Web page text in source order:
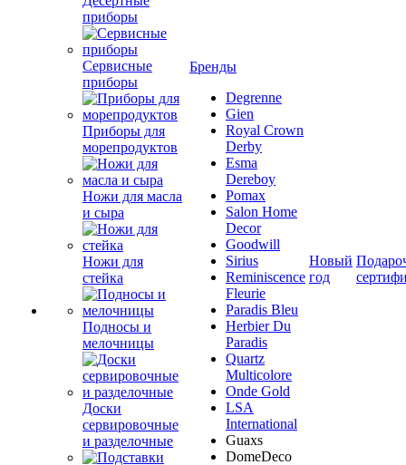
приборы
Сервисные
приборы
Приборы для
морепродуктов
Ножи для масла
и сыра
Ножи для
стейка
Подносы и
мелочницы
Доски
сервировочные
и разделочные
Бренды
Degrenne
Gien
Royal Crown
Derby
Esma
Dereboy
Pomax
Salon Home
Decor
Goodwill
Sirius
Reminiscence
Fleurie
Paradis Bleu
Herbier Du
Paradis
Quartz
Multicolore
Onde Gold
LSA
International
Guaxs
DomeDeco
Новый
год